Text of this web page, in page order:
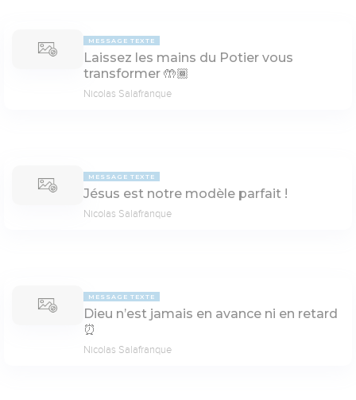
MESSAGE TEXTE
Laissez les mains du Potier vous
transformer 🤲🏾
Nicolas Salafranque
MESSAGE TEXTE
Jésus est notre modèle parfait !
Nicolas Salafranque
MESSAGE TEXTE
Dieu n’est jamais en avance ni en retard
⏰
Nicolas Salafranque